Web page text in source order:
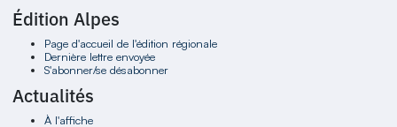
Édition Alpes
Page d'accueil de l'édition régionale
Dernière lettre envoyée
S'abonner/se désabonner
Actualités
À l'affiche